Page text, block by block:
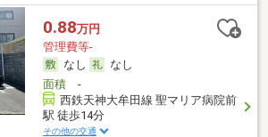
0.88万円
管理費等-
なし
なし
面積-
西鉄天神大牟田線 聖マリア病院前
駅 徒歩14分
その他の交通